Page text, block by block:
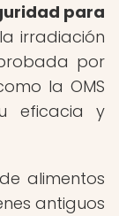
para
irradiación
por
la OMS
eficacia y
alimentos
antiguos